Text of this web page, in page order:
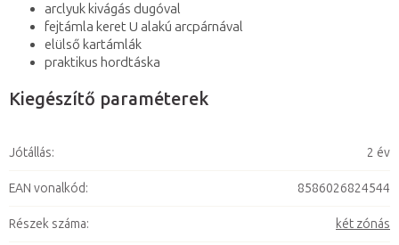
arclyuk kivágás dugóval
fejtámla keret U alakú arcpárnával
elülső kartámlák
praktikus hordtáska
Kiegészítő paraméterek
Jótállás: 2 év
EAN vonalkód: 8586026824544
Részek száma: két zónás